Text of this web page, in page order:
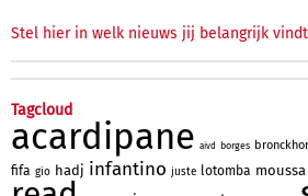
Stel hier in welk nieuws jij belangrijk
Tagcloud
acardipane aivd borges
fifa gio hadj infantino juste lotomba moussa